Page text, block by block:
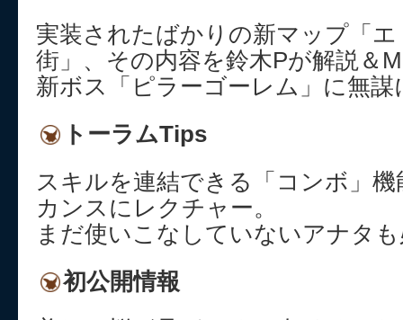
実装されたばかりの新マップ「
街」、その内容を鈴木Pが解説＆
新ボス「ピラーゴーレム」に無
トーラムTips
スキルを連結できる「コンボ」
カンスにレクチャー。
まだ使いこなしていないアナタ
初公開情報